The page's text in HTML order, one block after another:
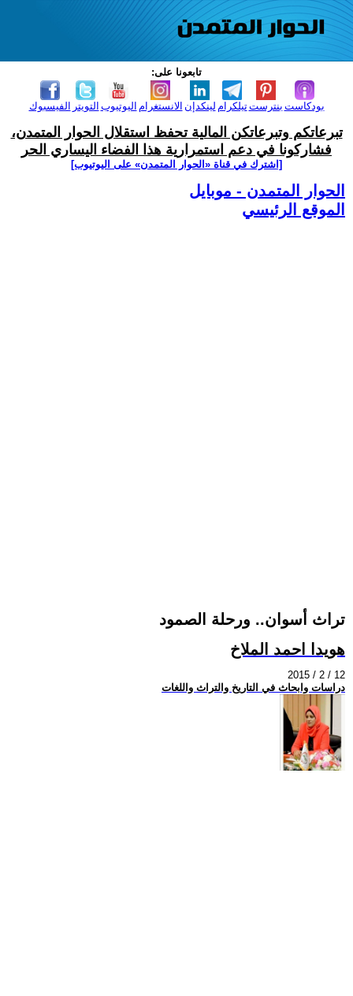
تابعونا على:
الفيسبوك التويتر اليوتيوب الانستغرام لينكدإن تيلكرامبنترست بودكاست
تبرعاتكم وتبرعاتكن المالية تحفظ استقلال الحوار المتمدن،
فشاركونا في دعم استمرارية هذا الفضاء اليساري الحر
[اشترك في قناة ‫«الحوار المتمدن» على اليوتيوب]
الحوار المتمدن - موبايل
الموقع الرئيسي
تراث أسوان.. ورحلة الصمود
هويدا احمد الملاخ
2015 / 2 / 12
دراسات وابحاث في التاريخ والتراث واللغات